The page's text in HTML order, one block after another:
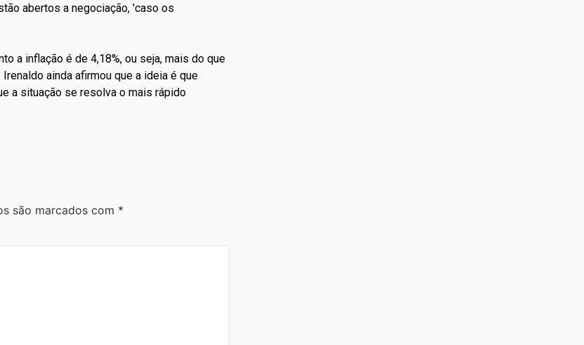
abertos a negociação, 'caso os
a inflação é de 4,18%, ou seja, mais do que
ainda afirmou que a ideia é que
a situação se resolva o mais rápido
são marcados com *